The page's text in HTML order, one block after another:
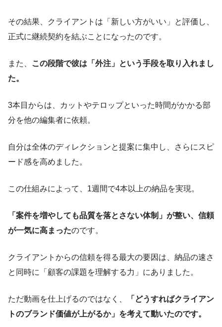
その結果、クライアントは「新しい方がいい」と評価し、
正式に継続契約を結ぶことになったのです。
また、
この段階で彼は「外注」という手段を取り入れまし
た。
3本目からは、カットやテロップといった時間がかかる部
分を他の編集者に依頼。
自分は全体のディレクションと提案に集中し、さらにスピ
ード感を高めました。
この仕組みによって、1週間で4本以上の納品を実現。
「案件を増やしても品質を落とさない体制」が整い、信頼
が一気に高まったのです。
クライアントからの信頼を得る最大の要因は、納品の速さ
と同時に「顧客の課題を理解する力」にありました。
ただ動画を仕上げるのではなく、
「どうすればクライアン
トのブランド価値が上がるか」を考えて動いたのです。